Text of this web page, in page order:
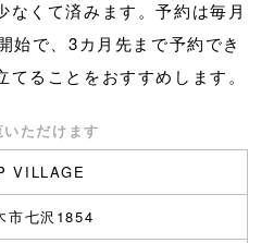
なくて済みます。予約は毎月
始で、3カ月先まで予約でき
ることをおすすめします。
VILLAGE
市七沢1854